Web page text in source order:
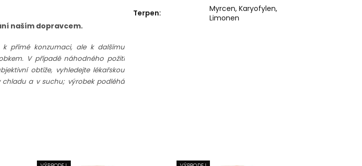
naším dopravcem.
k přímé konzumaci, ale k dalšímu
V případě náhodného požití
obtíže, vyhledejte lékařskou
chladu a v suchu; výrobek podléhá
Terpen:
Myrcen, Karyofylen,
Limonen